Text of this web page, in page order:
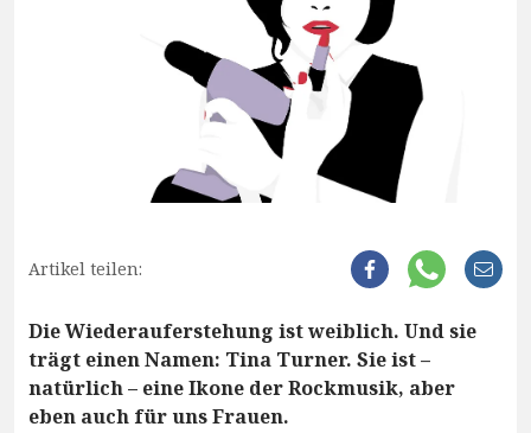
Artikel teilen:
Die Wiederauferstehung ist weiblich. Und sie
trägt einen Namen: Tina Turner. Sie ist –
natürlich – eine Ikone der Rockmusik, aber
eben auch für uns Frauen.